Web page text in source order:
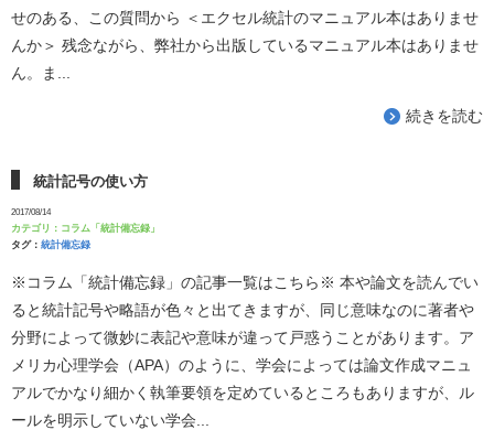
せのある、この質問から ＜エクセル統計のマニュアル本はありませ
んか＞ 残念ながら、弊社から出版しているマニュアル本はありませ
ん。ま...
続きを読む
統計記号の使い方
2017/08/14
カテゴリ： コラム「統計備忘録」
タグ： 統計備忘録
※コラム「統計備忘録」の記事一覧はこちら※ 本や論文を読んでい
ると統計記号や略語が色々と出てきますが、同じ意味なのに著者や
分野によって微妙に表記や意味が違って戸惑うことがあります。ア
メリカ心理学会（APA）のように、学会によっては論文作成マニュ
アルでかなり細かく執筆要領を定めているところもありますが、ル
ールを明示していない学会...